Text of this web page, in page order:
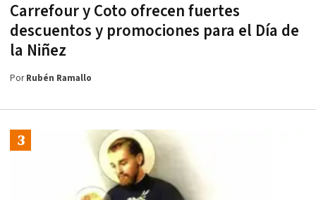
Carrefour y Coto ofrecen fuertes
descuentos y promociones para el Día de
la Niñez
PorRubén Ramallo